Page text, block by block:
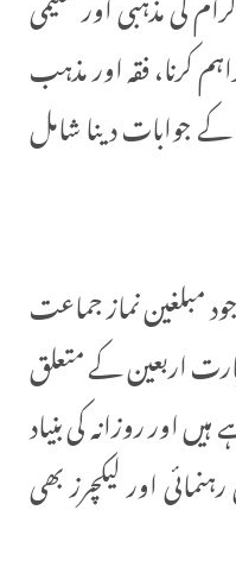
کرنا، فقہ اور مذہب
جوابات دینا شامل
مبلغین نماز جماعت
اربعین کے متعلق
اور روزانہ کی بنیاد
اور لیکچرز بھی